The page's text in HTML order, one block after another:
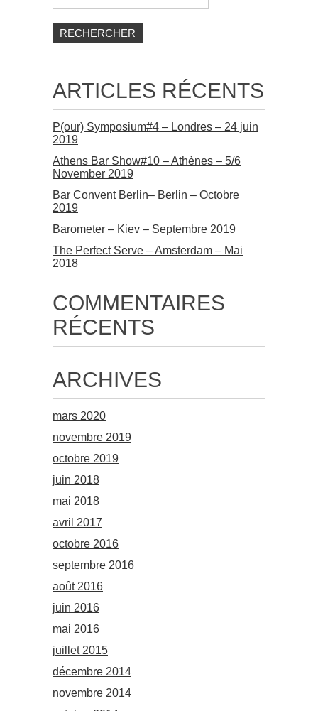
ARTICLES RÉCENTS
P(our) Symposium#4 – Londres – 24 juin
2019
Athens Bar Show#10 – Athènes – 5/6
November 2019
Bar Convent Berlin– Berlin – Octobre
2019
Barometer – Kiev – Septembre 2019
The Perfect Serve – Amsterdam – Mai
2018
COMMENTAIRES
RÉCENTS
ARCHIVES
mars 2020
novembre 2019
octobre 2019
juin 2018
mai 2018
avril 2017
octobre 2016
septembre 2016
août 2016
juin 2016
mai 2016
juillet 2015
décembre 2014
novembre 2014